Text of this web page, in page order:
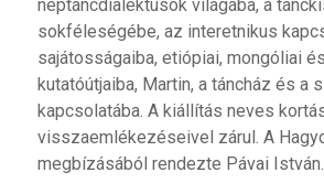
néptáncdialektusok világába, a
sokféleségébe, az interetnikus
sajátosságaiba, etiópiai, mongóliai
kutatóútjaiba, Martin, a táncház és a
kapcsolatába. A kiállítás neves
visszaemlékezéseivel zárul. A
megbízásából rendezte Pávai István.